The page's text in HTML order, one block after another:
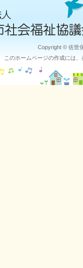
Copyright © 佐世
このホームページの作成には